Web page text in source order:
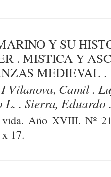
Y SU
. MISTICA Y
MEDIEVAL .
Vilanova, Camil .
L. . Sierra, Eduardo
Año XVIII. Nº
17.